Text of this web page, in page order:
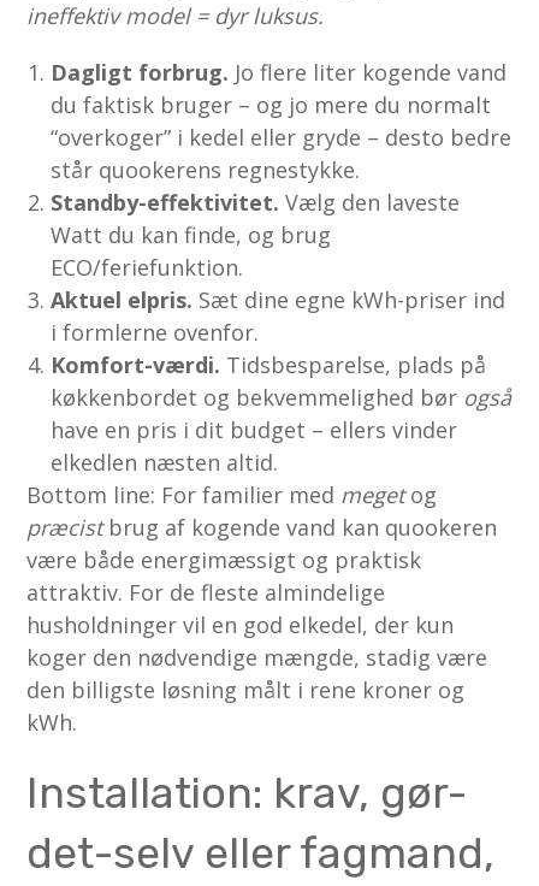
ineffektiv model = dyr luksus.
Dagligt forbrug. Jo flere liter kogende vand
du faktisk bruger – og jo mere du normalt
“overkoger” i kedel eller gryde – desto bedre
står quookerens regnestykke.
Standby-effektivitet. Vælg den laveste
Watt du kan finde, og brug
ECO/feriefunktion.
Aktuel elpris. Sæt dine egne kWh-priser ind
i formlerne ovenfor.
Komfort-værdi. Tidsbesparelse, plads på
køkkenbordet og bekvemmelighed bør også
have en pris i dit budget – ellers vinder
elkedlen næsten altid.
Bottom line: For familier med megetog
præcistbrug af kogende vand kan quookeren
være både energimæssigt og praktisk
attraktiv. For de fleste almindelige
husholdninger vil en god elkedel, der kun
koger den nødvendige mængde, stadig være
den billigste løsning målt i rene kroner og
kWh.
Installation: krav, gør-
det-selv eller fagmand,